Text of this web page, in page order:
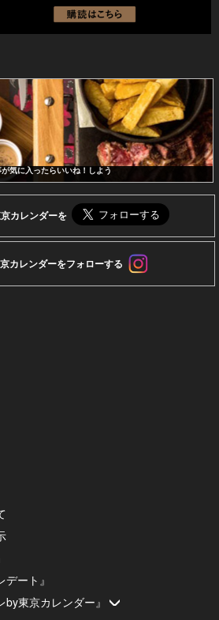
気に入ったらいいね！しよう
カレンダーを
カレンダーをフォローする
ート』
東京カレンダー』